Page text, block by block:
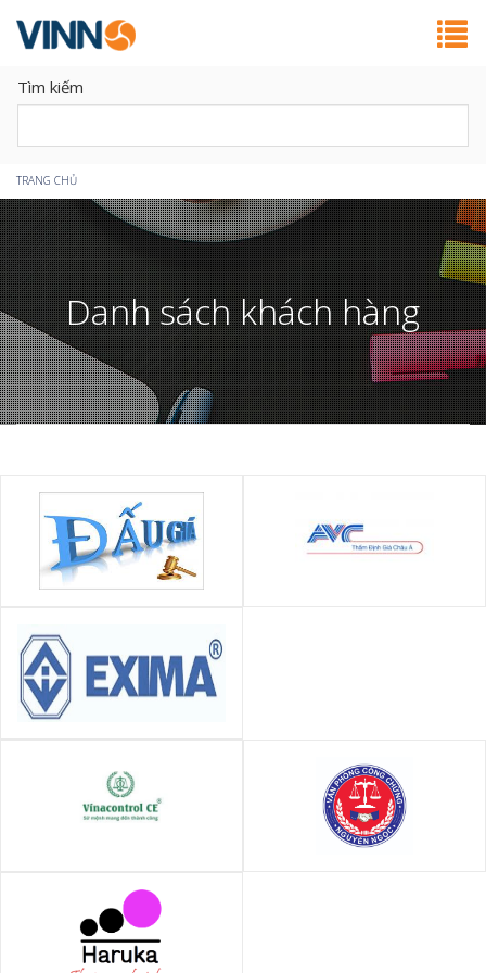
Tìm kiếm
Bạn
đang
ở
đây
TRANG CHỦ
Danh sách khách hàng
KIỂM ĐỊNH VINACONTROL